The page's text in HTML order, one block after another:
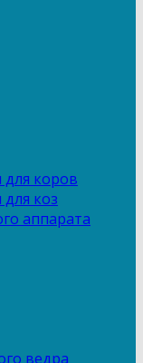
коров
коз
аппарата
ведра